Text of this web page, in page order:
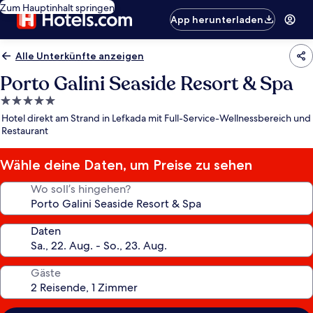
Zum Hauptinhalt springen
App herunterladen
Alle Unterkünfte anzeigen
Porto Galini Seaside Resort & Spa
5.0-
Sterne-
Unterkunft
Hotel direkt am Strand in Lefkada mit Full-Service-Wellnessbereich und
Restaurant
Wähle deine Daten, um Preise zu sehen
Wo soll’s hingehen?
Daten
Gäste